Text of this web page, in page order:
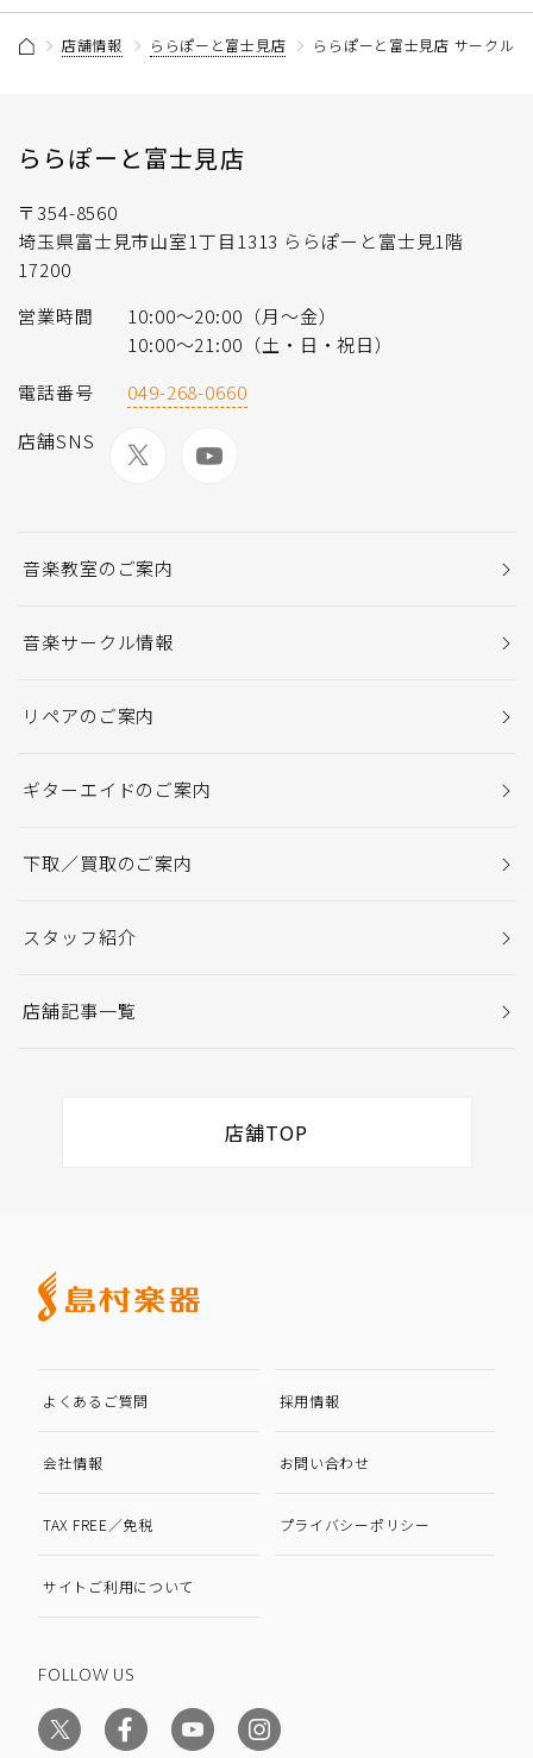
店舗情報 ららぽーと富士見店 ららぽーと富士見店 サークル
ららぽーと富士見店
〒354-8560
埼玉県富士見市山室1丁目1313 ららぽーと富士見1階
17200
営業時間
10:00～20:00（月〜金）
10:00～21:00（土・日・祝日）
電話番号
049-268-0660
店舗SNS
音楽教室のご案内
音楽サークル情報
リペアのご案内
ギターエイドのご案内
下取／買取のご案内
スタッフ紹介
店舗記事一覧
店舗TOP
よくあるご質問 採用情報
会社情報 お問い合わせ
TAX FREE／免税 プライバシーポリシー
サイトご利用について
FOLLOW US